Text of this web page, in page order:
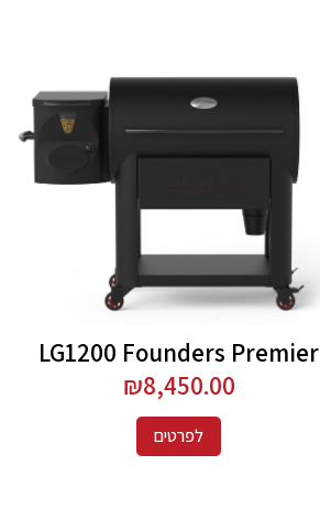
LG1200 Founders Premier
₪8,450.00
לפרטים